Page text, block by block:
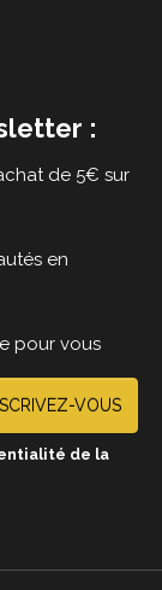
:
de 5€ sur
en
pour vous
VOUS
de la